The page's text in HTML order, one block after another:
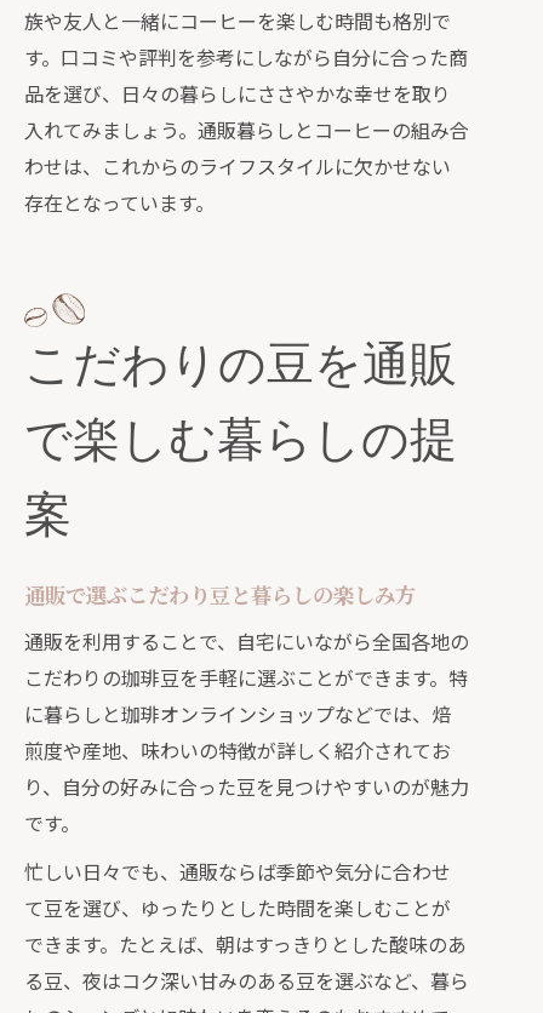
族や友人と一緒にコーヒーを楽しむ時間も格別で
す。口コミや評判を参考にしながら自分に合った商
品を選び、日々の暮らしにささやかな幸せを取り
入れてみましょう。通販暮らしとコーヒーの組み合
わせは、これからのライフスタイルに欠かせない
存在となっています。
こだわりの豆を通販
で楽しむ暮らしの提
案
通販で選ぶこだわり豆と暮らしの楽しみ方
通販を利用することで、自宅にいながら全国各地の
こだわりの珈琲豆を手軽に選ぶことができます。特
に暮らしと珈琲オンラインショップなどでは、焙
煎度や産地、味わいの特徴が詳しく紹介されてお
り、自分の好みに合った豆を見つけやすいのが魅力
です。
忙しい日々でも、通販ならば季節や気分に合わせ
て豆を選び、ゆったりとした時間を楽しむことが
できます。たとえば、朝はすっきりとした酸味のあ
る豆、夜はコク深い甘みのある豆を選ぶなど、暮ら